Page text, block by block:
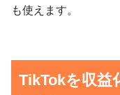
も使えます。
TikTokを収益